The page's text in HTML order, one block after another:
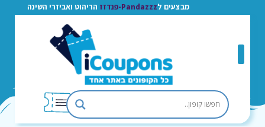
מבצעים ל Pandazzz-פנדזז הריהוט ואביזרי השינה